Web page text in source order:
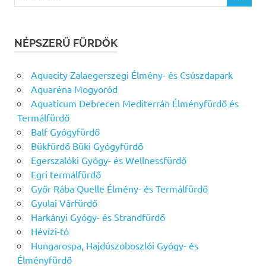
NÉPSZERŰ FÜRDŐK
Aquacity Zalaegerszegi Élmény- és Csúszdapark
Aquaréna Mogyoród
Aquaticum Debrecen Mediterrán Élményfürdő és
Termálfürdő
Balf Gyógyfürdő
Bükfürdő Büki Gyógyfürdő
Egerszalóki Gyógy- és Wellnessfürdő
Egri termálfürdő
Győr Rába Quelle Élmény- és Termálfürdő
Gyulai Várfürdő
Harkányi Gyógy- és Strandfürdő
Hévízi-tó
Hungarospa, Hajdúszoboszlói Gyógy- és
Élményfürdő